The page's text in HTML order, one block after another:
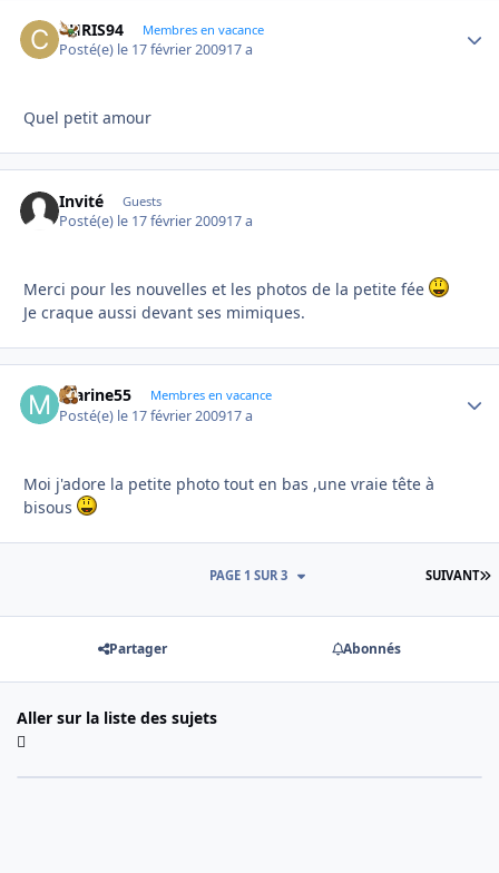
CHRIS94 Membres en vacance
Posté(e) le 17 février 200917 a
Quel petit amour
Invité Guests
Posté(e) le 17 février 200917 a
Merci pour les nouvelles et les photos de la petite fée
Je craque aussi devant ses mimiques.
marine55 Membres en vacance
Posté(e) le 17 février 200917 a
Moi j'adore la petite photo tout en bas ,une vraie tête à
bisous
SUIVANT
PAGE 1 SUR 3
Partager Abonnés
Aller sur la liste des sujets